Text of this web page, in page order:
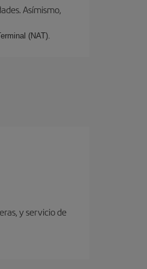
Asímismo,
(NAT).
y servicio de